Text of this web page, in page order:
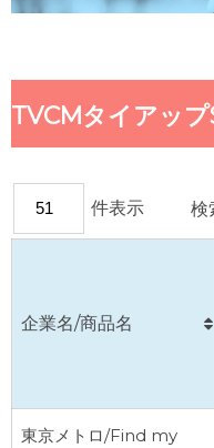
TVCMタイアップ
件表示 検
企業名/商品名
企業名/商品名
東京メトロ/Find my